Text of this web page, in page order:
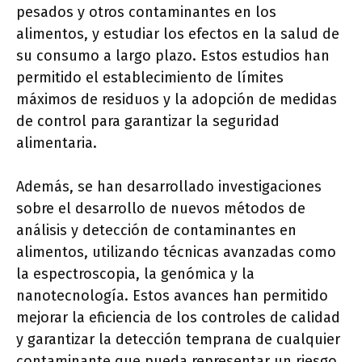
pesados ​​y otros contaminantes en los
alimentos, y estudiar los efectos en la salud de
su consumo a largo plazo. Estos estudios han
permitido el establecimiento de límites
máximos de residuos y la adopción de medidas
de control para garantizar la seguridad
alimentaria.
Además, se han desarrollado investigaciones
sobre el desarrollo de nuevos métodos de
análisis y detección de contaminantes en
alimentos, utilizando técnicas avanzadas como
la espectroscopia, la genómica y la
nanotecnología. Estos avances han permitido
mejorar la eficiencia de los controles de calidad
y garantizar la detección temprana de cualquier